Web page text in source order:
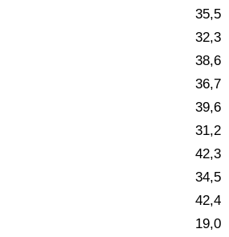
35,5
32,3
38,6
36,7
39,6
31,2
42,3
34,5
42,4
19,0